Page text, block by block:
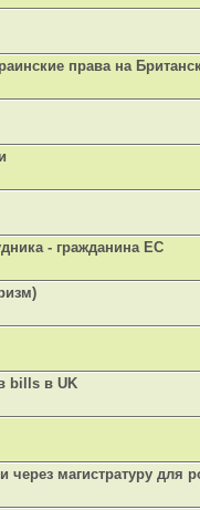
права на
- гражданина ЕС
bills в UK
магистратуру для